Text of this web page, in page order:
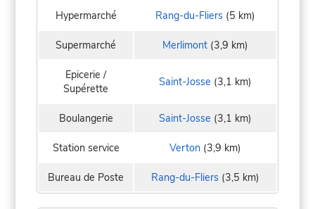
Hypermarché Rang-du-Fliers (5 km)
Supermarché Merlimont (3,9 km)
Epicerie /
Supérette
Saint-Josse (3,1 km)
Boulangerie Saint-Josse (3,1 km)
Station service Verton (3,9 km)
Bureau de Poste Rang-du-Fliers (3,5 km)